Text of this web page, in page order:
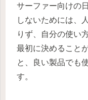
サーファー向けの
しないためには、
りず、自分の使い
最初に決めること
と、良い製品でも
す。